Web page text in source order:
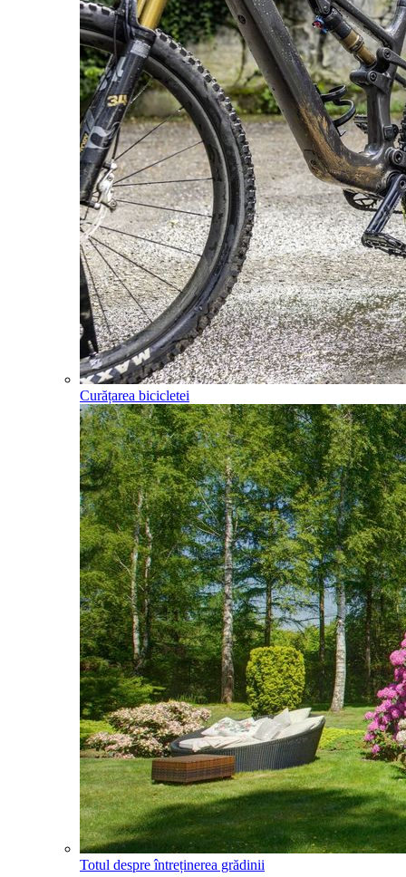
Curățarea bicicletei
Totul despre întreținerea grădinii